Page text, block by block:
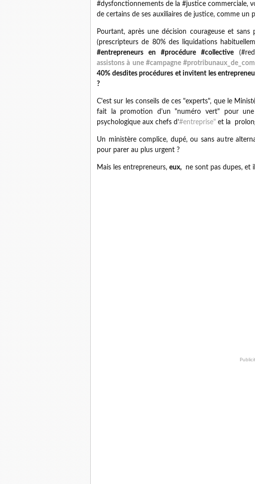
#dysfonctionnements de la #justice commerciale,
de certains de ses auxiliaires de justice, comme un
Pourtant, après une décision courageuse et
(prescripteurs de 80% des liquidations
#entrepreneurs en #procédure #collective
assistons à une #campagne
40% desdites procédures et invitent les
?
C'est sur les conseils de ces "experts", que le
fait la promotion d'un "numéro vert" pour une
psychologique aux chefs d’#entreprise" et la
Un ministère complice, dupé, ou sans autre
pour parer au plus urgent ?
Mais les entrepreneurs, eux, ne sont pas dupes, et